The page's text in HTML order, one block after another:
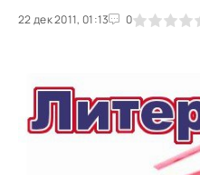
22 дек 2011, 01:13 0
1 2 3 4 5